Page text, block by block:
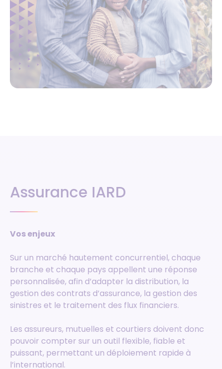
Assurance IARD
Vos enjeux
Sur un marché hautement concurrentiel, chaque
branche et chaque pays appellent une réponse
personnalisée, afin d’adapter la distribution, la
gestion des contrats d’assurance, la gestion des
sinistres et le traitement des flux financiers.
Les assureurs, mutuelles et courtiers doivent donc
pouvoir compter sur un outil flexible, fiable et
puissant, permettant un déploiement rapide à
l’international.